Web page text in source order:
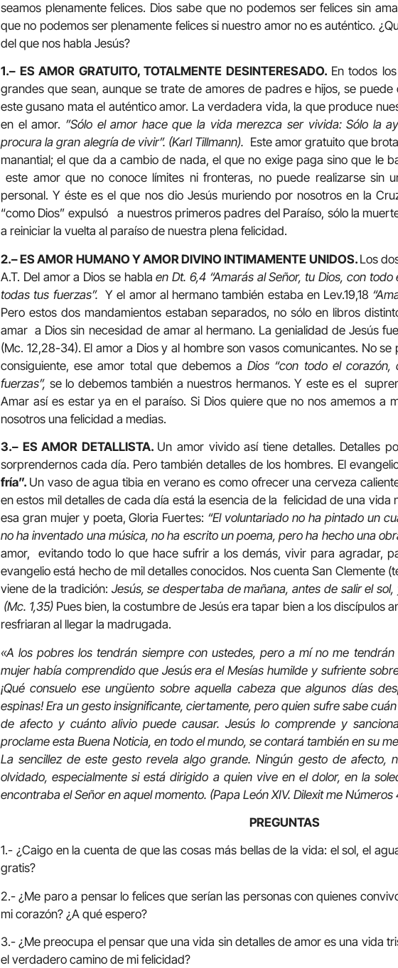
seamos plenamente felices. Dios sabe que no podemos ser felices sin
que no podemos ser plenamente felices si nuestro amor no es auténtico.
del que nos habla Jesús?
1.– ES AMOR GRATUITO, TOTALMENTE DESINTERESADO. En todos
grandes que sean, aunque se trate de amores de padres e hijos, se puede
este gusano mata el auténtico amor. La verdadera vida, la que produce
en el amor. ”Sólo el amor hace que la vida merezca ser vivida: Sólo la
procura la gran alegría de vivir”. (Karl Tillmann). Este amor gratuito que
manantial; el que da a cambio de nada, el que no exige paga sino que le
este amor que no conoce límites ni fronteras, no puede realizarse sin
personal. Y éste es el que nos dio Jesús muriendo por nosotros en la
“como Dios” expulsó a nuestros primeros padres del Paraíso, sólo la
a reiniciar la vuelta al paraíso de nuestra plena felicidad.
2.– ES AMOR HUMANO Y AMOR DIVINO INTIMAMENTE UNIDOS. Los
A.T. Del amor a Dios se hablaen Dt. 6,4 “Amarás al Señor, tu Dios, con
todas tus fuerzas”.Y el amor al hermano también estaba en Lev.19,18
Pero estos dos mandamientos estaban separados, no sólo en libros
amar a Dios sin necesidad de amar al hermano. La genialidad de Jesús
(Mc. 12,28-34). El amor a Dios y al hombre son vasos comunicantes. No
consiguiente, ese amor total que debemos aDios “con todo el
fuerzas”, se lo debemos también a nuestros hermanos. Y este es el
Amar así es estar ya en el paraíso. Si Dios quiere que no nos amemos a
nosotros una felicidad a medias.
3.– ES AMOR DETALLISTA. Un amor vivido así tiene detalles. Detalles
sorprendernos cada día. Pero también detalles de los hombres. El
fría”. Un vaso de agua tibia en verano es como ofrecer una cerveza
en estos mil detalles de cada día está la esencia de la felicidad de una vida
esa gran mujer y poeta, Gloria Fuertes: “El voluntariado no ha pintado un
no ha inventado una música, no ha escrito un poema, pero ha hecho una
amor, evitando todo lo que hace sufrir a los demás, vivir para agradar,
evangelio está hecho de mil detalles conocidos. Nos cuenta San Clemente
viene de la tradición: Jesús, se despertaba de mañana, antes de salir el
(Mc. 1,35) Pues bien, la costumbre de Jesús era tapar bien a los discípulos
resfriaran al llegar la madrugada.
«A los pobres los tendrán siempre con ustedes, pero a mí no me tendrán
mujer había comprendido que Jesús era el Mesías humilde y sufriente
¡Qué consuelo ese ungüento sobre aquella cabeza que algunos días
espinas! Era un gesto insignificante, ciertamente, pero quien sufre sabe
de afecto y cuánto alivio puede causar. Jesús lo comprende y
proclame esta Buena Noticia, en todo el mundo, se contará también en su
La sencillez de este gesto revela algo grande. Ningún gesto de afecto,
olvidado, especialmente si está dirigido a quien vive en el dolor, en la
encontraba el Señor en aquel momento. (Papa León XIV. Dilexit me Números
PREGUNTAS
1.- ¿Caigo en la cuenta de que las cosas más bellas de la vida: el sol, el
gratis?
2.- ¿Me paro a pensar lo felices que serían las personas con quienes
mi corazón? ¿A qué espero?
3.- ¿Me preocupa el pensar que una vida sin detalles de amor es una vida
el verdadero camino de mi felicidad?